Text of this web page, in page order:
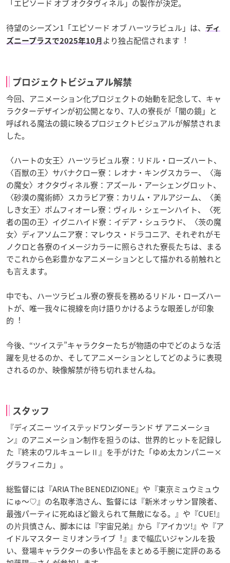
「エピソード オブ オクタヴィネル」の製作が決定。
待望のシーズン1「エピソード オブ ハーツラビュル」は、
ディ
ズニープラスで2025年10⽉ より独占配信されます︕
プロジェクトビジュアル解禁
今回、アニメーション化プロジェクトの始動を記念して、キャ
ラクターデザインが初公開となり、7⼈の寮⻑が「闇の鏡」と
呼ばれる魔法の鏡に映るプロジェクトビジュアルが解禁されま
した。
〈ハートの⼥王〉ハーツラビュル寮：リドル・ローズハート、
〈百獣の王〉サバナクロー寮：レオナ・キングスカラー、〈海
の魔⼥〉オクタヴィネル寮：アズール・アーシェングロット、
〈砂漠の魔術師〉スカラビア寮：カリム・アルアジーム、〈美
しき⼥王〉ポムフィオーレ寮：ヴィル・シェーンハイト、〈死
者の国の王〉イグニハイド寮：イデア・シュラウド、〈茨の魔
⼥〉ディアソムニア寮：マレウス・ドラコニア、それぞれがモ
ノクロと各寮のイメージカラーに照らされた寮⻑たちは、まる
でこれから⾊彩豊かなアニメーションとして描かれる前触れと
も⾔えます。
中でも、ハーツラビュル寮の寮⻑を務めるリドル・ローズハー
トが、唯⼀我々に視線を向け語りかけるような眼差しが印象
的︕
今後、“ツイステ”キャラクターたちが物語の中でどのような活
躍を⾒せるのか、そしてアニメーションとしてどのように表現
されるのか、映像解禁が待ち切れませんね。
スタッフ
『ディズニー ツイステッドワンダーランド ザ アニメーショ
ン』のアニメーション制作を担うのは、世界的ヒットを記録し
た『終末のワルキューレⅡ』を⼿がけた「ゆめ太カンパニー×
グラフィニカ」。
総監督には『ARIA The BENEDIZIONE』や『東京ミュウミュウ
にゅ〜♡』の名取孝浩さん、監督には『新⽶オッサン冒険者、
最強パーティに死ぬほど鍛えられて無敵になる。』や『CUE!』
の⽚⾙慎さん、脚本には『宇宙兄弟』から『アイカツ!』や『ア
イドルマスター ミリオンライブ︕』まで幅広いジャンルを扱
い、登場キャラクターの多い作品をまとめる⼿腕に定評のある